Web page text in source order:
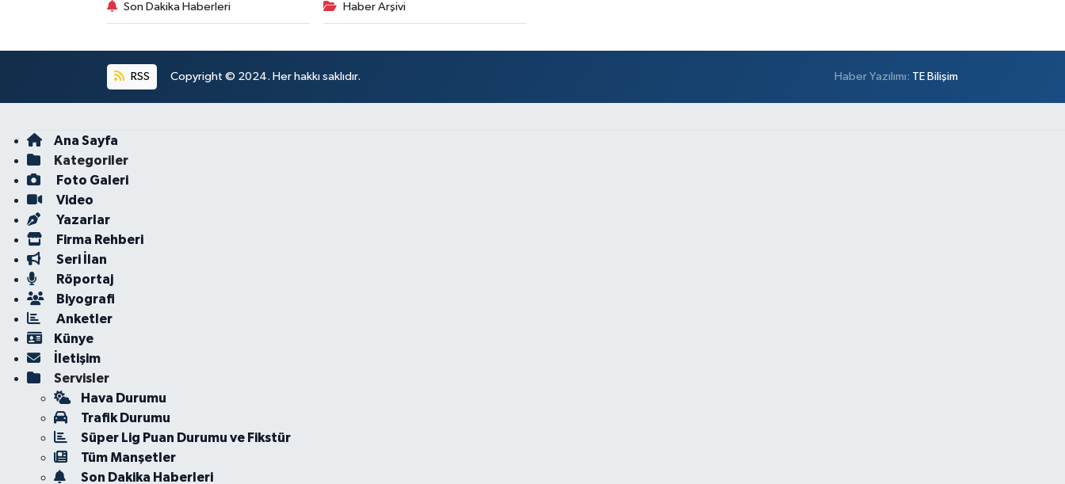
Son Dakika Haberleri Haber Arşivi
RSS Copyright © 2024. Her hakkı saklıdır. Haber Yazılımı: TE Bilişim
Ana Sayfa
Kategoriler
Foto Galeri
Video
Yazarlar
Firma Rehberi
Seri İlan
Röportaj
Biyografi
Anketler
Künye
İletişim
Servisler
Hava Durumu
Trafik Durumu
Süper Lig Puan Durumu ve Fikstür
Tüm Manşetler
Son Dakika Haberleri